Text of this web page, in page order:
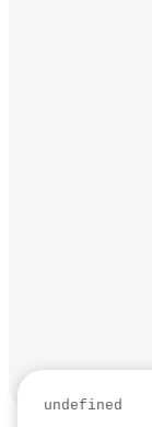
undefined